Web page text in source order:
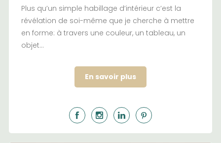
Plus qu’un simple habillage d’intérieur c’est la
révélation de soi-même que je cherche à mettre
en forme: à travers une couleur, un tableau, un
objet…
En savoir plus